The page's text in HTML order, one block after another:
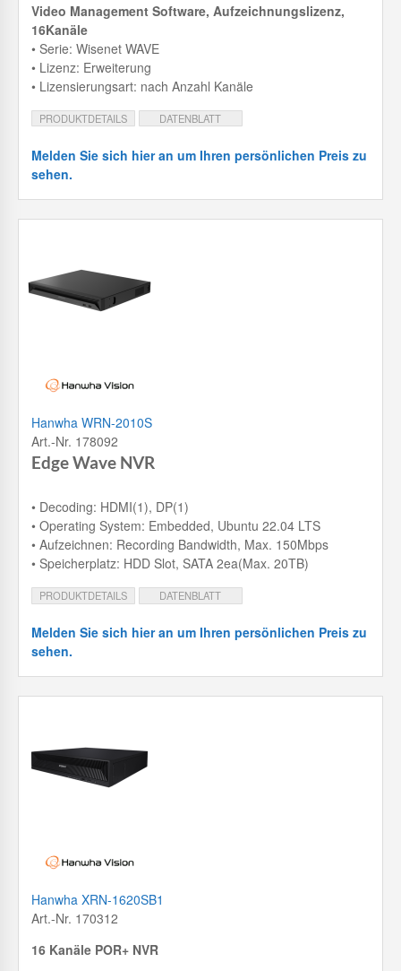
Video Management Software, Aufzeichnungslizenz,
16Kanäle
• Serie: Wisenet WAVE
• Lizenz: Erweiterung
• Lizensierungsart: nach Anzahl Kanäle
PRODUKTDETAILS DATENBLATT
Melden Sie sich hier an um Ihren persönlichen Preis zu
sehen.
Hanwha WRN-2010S
Art.-Nr. 178092
Edge Wave NVR
• Decoding: HDMI(1), DP(1)
• Operating System: Embedded, Ubuntu 22.04 LTS
• Aufzeichnen: Recording Bandwidth, Max. 150Mbps
• Speicherplatz: HDD Slot, SATA 2ea(Max. 20TB)
PRODUKTDETAILS DATENBLATT
Melden Sie sich hier an um Ihren persönlichen Preis zu
sehen.
Hanwha XRN-1620SB1
Art.-Nr. 170312
16 Kanäle POR+ NVR